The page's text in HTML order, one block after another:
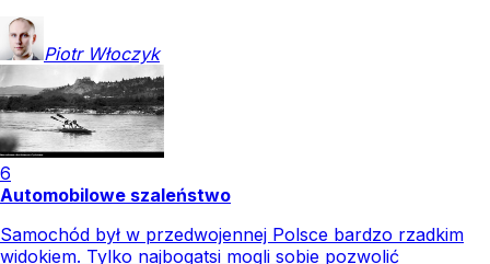
Piotr Włoczyk
6
Automobilowe szaleństwo
Samochód był w przedwojennej Polsce bardzo rzadkim
widokiem. Tylko najbogatsi mogli sobie pozwolić